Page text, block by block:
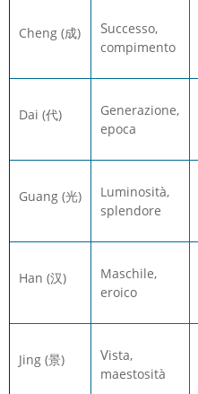
Cheng (成) Successo,
compimento
Dai (代)
Generazione,
epoca
Guang (光)
Luminosità,
splendore
Han (汉)
Maschile,
eroico
Jing (景) Vista,
maestosità